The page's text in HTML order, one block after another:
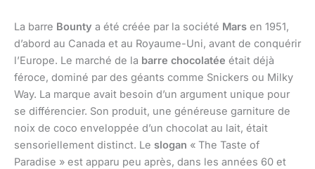
La barre Bounty a été créée par la société Mars en 1951,
d’abord au Canada et au Royaume-Uni, avant de conquérir
l’Europe. Le marché de la barre chocolatée était déjà
féroce, dominé par des géants comme Snickers ou Milky
Way. La marque avait besoin d’un argument unique pour
se différencier. Son produit, une généreuse garniture de
noix de coco enveloppée d’un chocolat au lait, était
sensoriellement distinct. Le slogan « The Taste of
Paradise » est apparu peu après, dans les années 60 et